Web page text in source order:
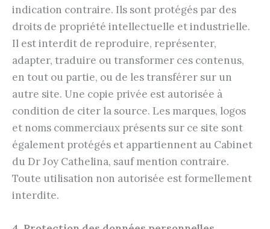
indication contraire. Ils sont protégés par des
droits de propriété intellectuelle et industrielle.
Il est interdit de reproduire, représenter,
adapter, traduire ou transformer ces contenus,
en tout ou partie, ou de les transférer sur un
autre site. Une copie privée est autorisée à
condition de citer la source. Les marques, logos
et noms commerciaux présents sur ce site sont
également protégés et appartiennent au Cabinet
du Dr Joy Cathelina, sauf mention contraire.
Toute utilisation non autorisée est formellement
interdite.